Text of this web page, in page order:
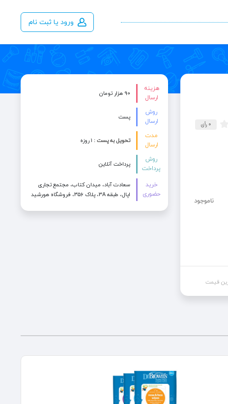
ورود یا ثبت نام
0 رأی
ناموجود
قیمت
هزینه
ارسال
90 هزار تومان
روش
ارسال
پست
مدت
ارسال
تحویل به پست :
روش
پرداخت
پرداخت آنلاین
خرید
حضوری
سعادت آباد، میدان کتاب، مجتمع تجاری
اپال، طبقه 3A، پلاک ۳۵۶، فروشگاه هورشید